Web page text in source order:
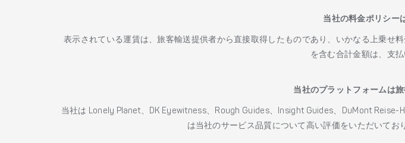
当社の料金ポリシー
表示されている運賃は、旅客輸送提供者から直接取得したものであり、いかなる上乗せ
を含む合計金額は、支
当社のプラットフォームは
当社は Lonely Planet、DK Eyewitness、Rough Guides、Insight Guides、DuMont
は当社のサービス品質について高い評価をいただいてお